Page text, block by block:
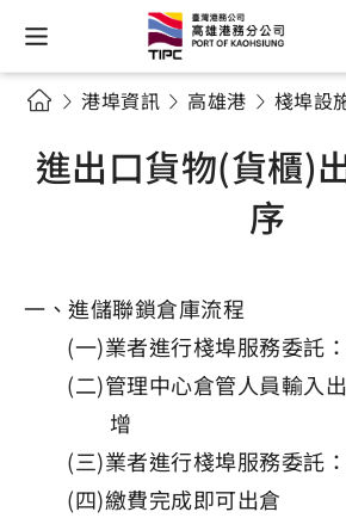
港埠資訊 高雄港 棧埠設
進出口貨物(貨櫃)
序
一、進儲聯鎖倉庫流程
(一)業者進行棧埠服務委託
(二)管理中心倉管人員輸入
增
(三)業者進行棧埠服務委託
(四)繳費完成即可出倉